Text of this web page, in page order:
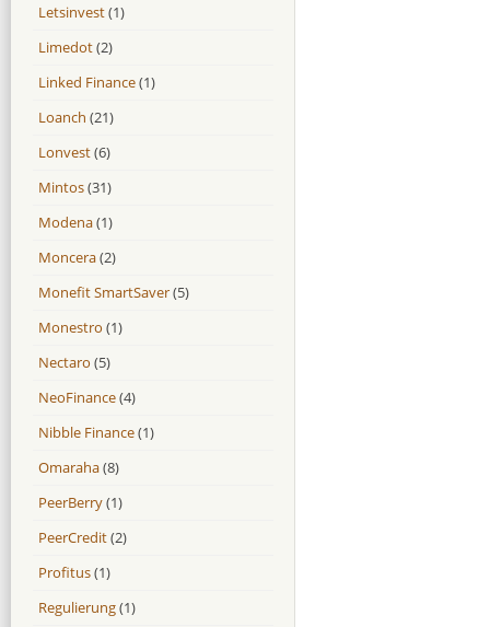
Letsinvest(1)
Limedot(2)
Linked Finance(1)
Loanch (21)
Lonvest(6)
Mintos(31)
Modena(1)
Moncera(2)
Monefit SmartSaver(5)
Monestro (1)
Nectaro (5)
NeoFinance(4)
Nibble Finance(1)
Omaraha(8)
PeerBerry(1)
PeerCredit(2)
Profitus(1)
Regulierung(1)